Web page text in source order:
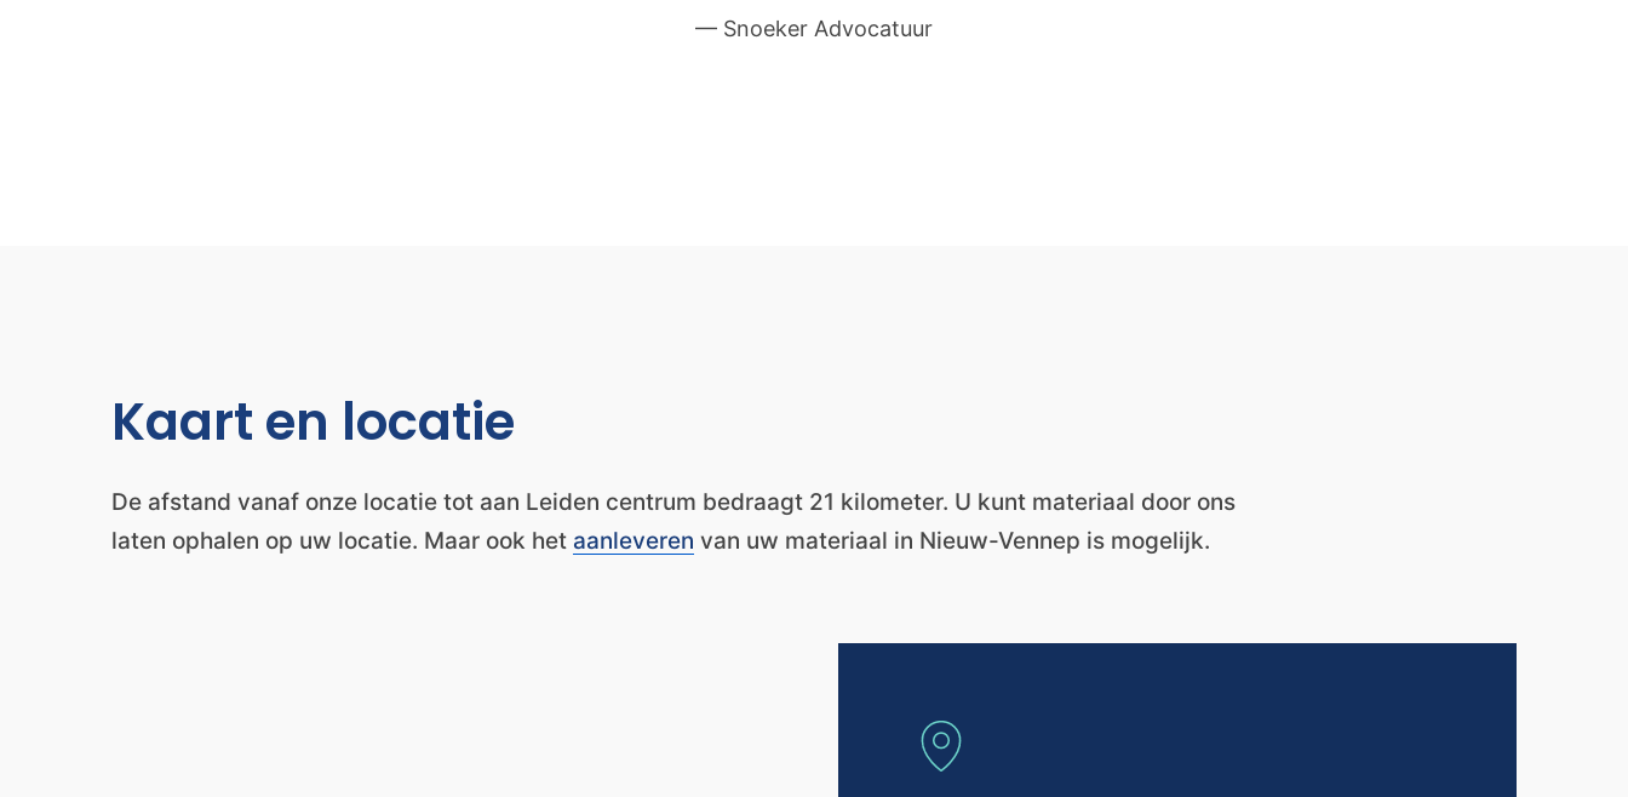
— Snoeker Advocatuur
Kaart en locatie
De afstand vanaf onze locatie tot aan Leiden centrum bedraagt 21 kilometer. U kunt materiaal door ons
laten ophalen op uw locatie. Maar ook het aanleveren van uw materiaal in Nieuw-Vennep is mogelijk.